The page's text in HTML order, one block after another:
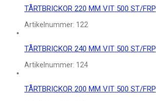
TÅRTBRICKOR 220 MM VIT 500 ST/FRP
Artikelnummer: 122
TÅRTBRICKOR 240 MM VIT 500 ST/FRP
Artikelnummer: 124
TÅRTBRICKOR 200 MM VIT 500 ST/FRP